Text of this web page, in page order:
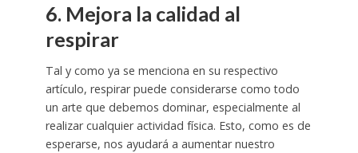
6. Mejora la calidad al
respirar
Tal y como ya se menciona en su respectivo
artículo, respirar puede considerarse como todo
un arte que debemos dominar, especialmente al
realizar cualquier actividad física. Esto, como es de
esperarse, nos ayudará a aumentar nuestro